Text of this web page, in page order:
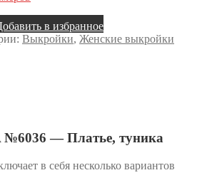
в избранное
Выкройки, Женские выкройки
— Платье, туника
в себя несколько вариантов